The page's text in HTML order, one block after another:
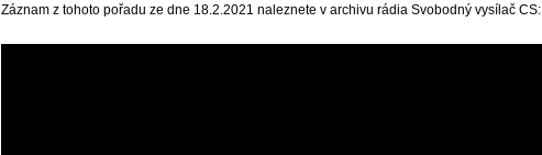
Záznam z tohoto pořadu ze dne 18.2.2021 naleznete v archivu rádia Svobodný vysílač CS: